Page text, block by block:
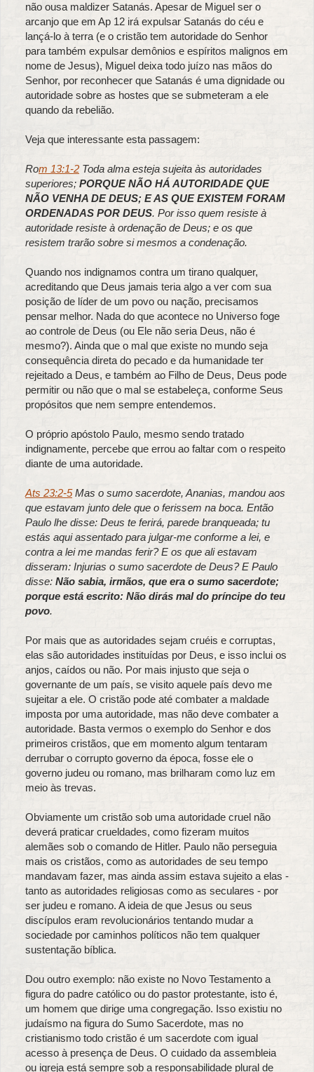
não ousa maldizer Satanás. Apesar de Miguel ser o
arcanjo que em Ap 12 irá expulsar Satanás do céu e
lançá-lo à terra (e o cristão tem autoridade do Senhor
para também expulsar demônios e espíritos malignos em
nome de Jesus), Miguel deixa todo juízo nas mãos do
Senhor, por reconhecer que Satanás é uma dignidade ou
autoridade sobre as hostes que se submeteram a ele
quando da rebelião.
Veja que interessante esta passagem:
Rom 13:1-2 Toda alma esteja sujeita às autoridades
superiores; PORQUE NÃO HÁ AUTORIDADE QUE
NÃO VENHA DE DEUS; E AS QUE EXISTEM FORAM
ORDENADAS POR DEUS. Por isso quem resiste à
autoridade resiste à ordenação de Deus; e os que
resistem trarão sobre si mesmos a condenação.
Quando nos indignamos contra um tirano qualquer,
acreditando que Deus jamais teria algo a ver com sua
posição de líder de um povo ou nação, precisamos
pensar melhor. Nada do que acontece no Universo foge
ao controle de Deus (ou Ele não seria Deus, não é
mesmo?). Ainda que o mal que existe no mundo seja
consequência direta do pecado e da humanidade ter
rejeitado a Deus, e também ao Filho de Deus, Deus pode
permitir ou não que o mal se estabeleça, conforme Seus
propósitos que nem sempre entendemos.
O próprio apóstolo Paulo, mesmo sendo tratado
indignamente, percebe que errou ao faltar com o respeito
diante de uma autoridade.
Ats 23:2-5Mas o sumo sacerdote, Ananias, mandou aos
que estavam junto dele que o ferissem na boca. Então
Paulo lhe disse: Deus te ferirá, parede branqueada; tu
estás aqui assentado para julgar-me conforme a lei, e
contra a lei me mandas ferir? E os que ali estavam
disseram: Injurias o sumo sacerdote de Deus? E Paulo
disse: Não sabia, irmãos, que era o sumo sacerdote;
porque está escrito: Não dirás mal do príncipe do teu
povo.
Por mais que as autoridades sejam cruéis e corruptas,
elas são autoridades instituídas por Deus, e isso inclui os
anjos, caídos ou não. Por mais injusto que seja o
governante de um país, se visito aquele país devo me
sujeitar a ele. O cristão pode até combater a maldade
imposta por uma autoridade, mas não deve combater a
autoridade. Basta vermos o exemplo do Senhor e dos
primeiros cristãos, que em momento algum tentaram
derrubar o corrupto governo da época, fosse ele o
governo judeu ou romano, mas brilharam como luz em
meio às trevas.
Obviamente um cristão sob uma autoridade cruel não
deverá praticar crueldades, como fizeram muitos
alemães sob o comando de Hitler. Paulo não perseguia
mais os cristãos, como as autoridades de seu tempo
mandavam fazer, mas ainda assim estava sujeito a elas -
tanto as autoridades religiosas como as seculares - por
ser judeu e romano. A ideia de que Jesus ou seus
discípulos eram revolucionários tentando mudar a
sociedade por caminhos políticos não tem qualquer
sustentação bíblica.
Dou outro exemplo: não existe no Novo Testamento a
figura do padre católico ou do pastor protestante, isto é,
um homem que dirige uma congregação. Isso existiu no
judaísmo na figura do Sumo Sacerdote, mas no
cristianismo todo cristão é um sacerdote com igual
acesso à presença de Deus. O cuidado da assembleia
ou igreja está sempre sob a responsabilidade plural de